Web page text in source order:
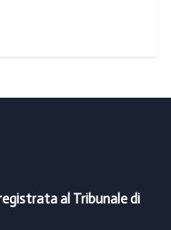
al Tribunale di